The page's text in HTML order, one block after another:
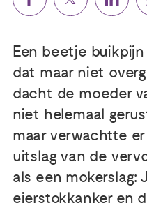
Nieuws
Agenda
Publicaties
Leven met/na
Steun ons
Een beetje
dat maar niet
dacht de moeder
niet helemaal
maar verwachtte
uitslag van de
als een mokerslag:
eierstokkanker en